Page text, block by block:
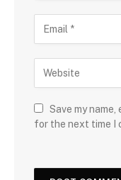
Save my
for the next time I